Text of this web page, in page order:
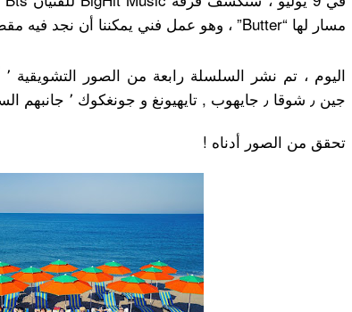
مسار لها “Butter” ، وهو عمل فني يمكننا أن نجد فيه مقطوعة حصرية بشكل خاص.
جين ٫ شوقا ٫ جايهوب , تايهيونغ و جونغكوك ٬ جانبهم الساحر و المرح بمفهو منعش .
تحقق من الصور أدناه !